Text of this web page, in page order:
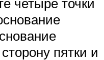
пятки и